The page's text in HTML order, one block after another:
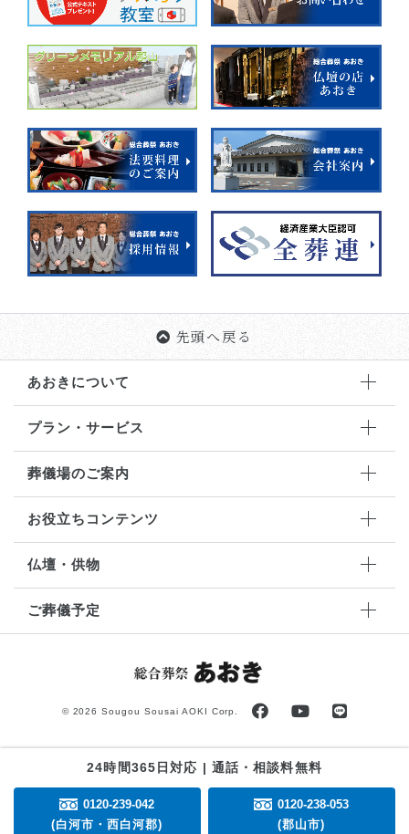
先頭へ戻る
あおきについて
プラン・サービス
葬儀場のご案内
お役立ちコンテンツ
仏壇・供物
ご葬儀予定
© 2026 Sougou Sousai AOKI Corp.
24時間365日対応 | 通話・相談料無料
0120-239-042
(白河市・西白河郡)
0120-238-053
(郡山市)